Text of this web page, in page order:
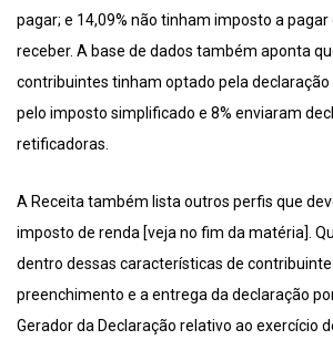
pagar; e 14,09% não tinham imposto a
receber. A base de dados também aponta
contribuintes tinham optado pela declaração
pelo imposto simplificado e 8% enviaram
retificadoras.
A Receita também lista outros perfis que
imposto de renda [veja no fim da matéria].
dentro dessas características de
preenchimento e a entrega da declaração
Gerador da Declaração relativo ao exercício